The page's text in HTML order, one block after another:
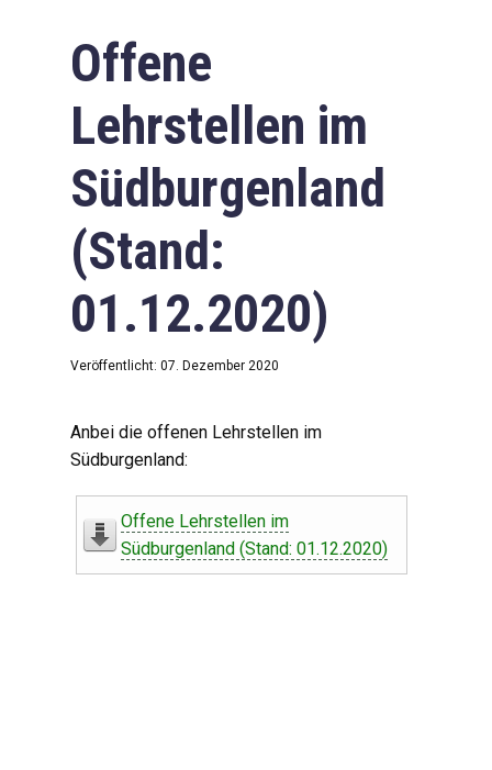
Offene
Lehrstellen im
Südburgenland
(Stand:
01.12.2020)
Veröffentlicht: 07. Dezember 2020
Anbei die offenen Lehrstellen im
Südburgenland:
Offene Lehrstellen im
Südburgenland (Stand: 01.12.2020)